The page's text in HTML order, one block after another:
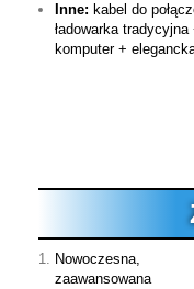
Inne: kabel do
ładowarka
komputer +
Nowoczesna,
zaawansowana